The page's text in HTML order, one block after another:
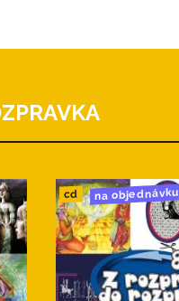
cd na objednávku